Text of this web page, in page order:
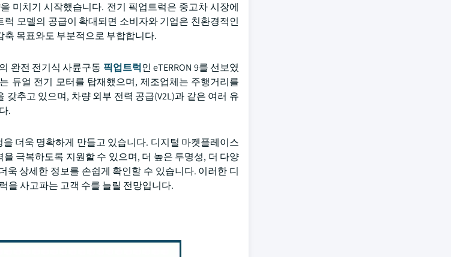
미치기 시작했습니다. 전기 픽업트럭은 중고차 시장에
모델의 공급이 확대되면 소비자와 기업은 친환경적인
축 목표와도 부분적으로 부합합니다.
완전 전기식 사륜구동 픽업트럭인 eTERRON 9를 선보였
듀얼 전기 모터를 탑재했으며, 제조업체는 주행거리를
갖추고 있으며, 차량 외부 전력 공급(V2L)과 같은 여러 유
.
더욱 명확하게 만들고 있습니다. 디지털 마켓플레이스
극복하도록 지원할 수 있으며, 더 높은 투명성, 더 다양
상세한 정보를 손쉽게 확인할 수 있습니다. 이러한 디
을 사고파는 고객 수를 늘릴 전망입니다.